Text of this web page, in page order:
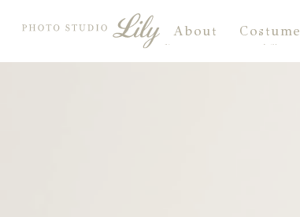
About Costume